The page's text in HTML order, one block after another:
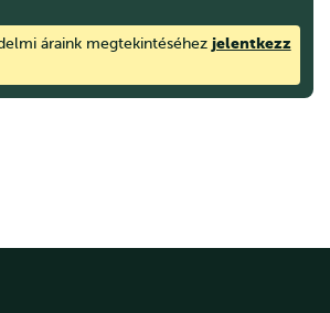
áraink megtekintéséhez jelentkezz